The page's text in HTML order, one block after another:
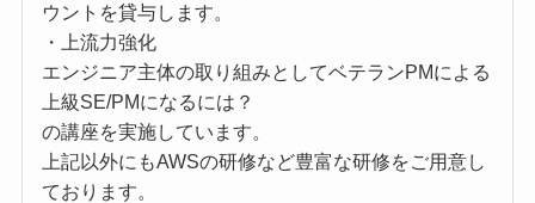
ウントを貸与します。
・上流力強化
エンジニア主体の取り組みとしてベテランPMによる
上級SE/PMになるには？
の講座を実施しています。
上記以外にもAWSの研修など豊富な研修をご用意し
ております。